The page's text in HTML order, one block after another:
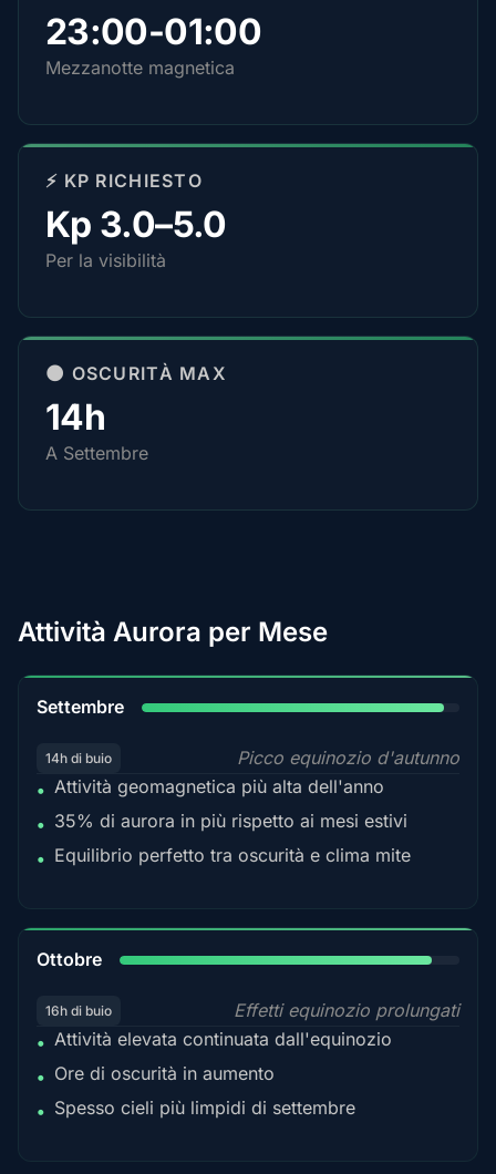
23:00-01:00
Mezzanotte magnetica
⚡ KP RICHIESTO
Kp 3.0–5.0
Per la visibilità
🌑 OSCURITÀ MAX
14h
A Settembre
Attività Aurora per Mese
Settembre
14h di buio
Picco equinozio d'autunno
• Attività geomagnetica più alta dell'anno
• 35% di aurora in più rispetto ai mesi estivi
• Equilibrio perfetto tra oscurità e clima mite
Ottobre
16h di buio
Effetti equinozio prolungati
• Attività elevata continuata dall'equinozio
• Ore di oscurità in aumento
• Spesso cieli più limpidi di settembre